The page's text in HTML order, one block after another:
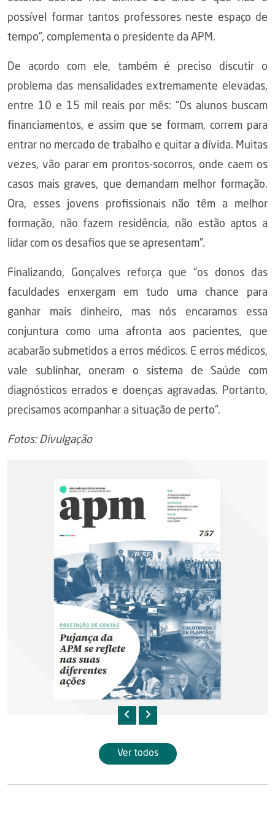
possível formar tantos professores neste espaço de
tempo”, complementa o presidente da APM.
De acordo com ele, também é preciso discutir o
problema das mensalidades extremamente elevadas,
entre 10 e 15 mil reais por mês: “Os alunos buscam
financiamentos, e assim que se formam, correm para
entrar no mercado de trabalho e quitar a dívida. Muitas
vezes, vão parar em prontos-socorros, onde caem os
casos mais graves, que demandam melhor formação.
Ora, esses jovens profissionais não têm a melhor
formação, não fazem residência, não estão aptos a
lidar com os desafios que se apresentam”.
Finalizando, Gonçalves reforça que “os donos das
faculdades enxergam em tudo uma chance para
ganhar mais dinheiro, mas nós encaramos essa
conjuntura como uma afronta aos pacientes, que
acabarão submetidos a erros médicos. E erros médicos,
vale sublinhar, oneram o sistema de Saúde com
diagnósticos errados e doenças agravadas. Portanto,
precisamos acompanhar a situação de perto”.
Fotos: Divulgação
Ver todos